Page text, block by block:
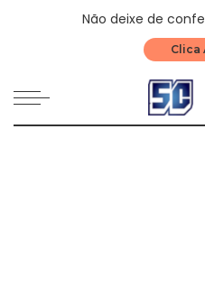
Não deixe de
Clica